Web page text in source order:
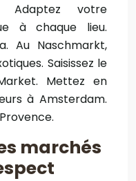
Adaptez votre
à chaque lieu.
Au Naschmarkt,
Saisissez le
Mettez en
à Amsterdam.
marchés